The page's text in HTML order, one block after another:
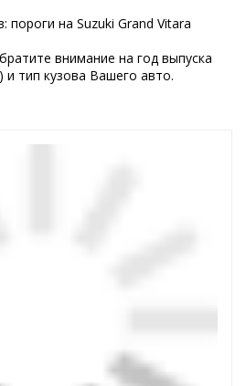
пороги на Suzuki Grand Vitara
внимание на год выпуска
и тип кузова Вашего авто.